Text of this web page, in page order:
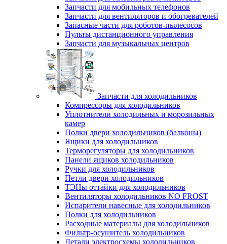
Запчасти для мобильных телефонов
Запчасти для вентиляторов и обогревателей
Запасные части для роботов-пылесосов
Пульты дистанционного управления
Запчасти для музыкальных центров
Запчасти для холодильников
Компрессоры для холодильников
Уплотнители холодильных и морозильных
камер
Полки двери холодильников (балконы)
Ящики для холодильников
Терморегуляторы для холодильников
Панели ящиков холодильников
Ручки для холодильников
Петли двери холодильников
ТЭНы оттайки для холодильников
Вентиляторы холодильников NO FROST
Испарители навесные для холодильников
Полки для холодильников
Расходные материалы для холодильников
Фильтр-осушитель холодильников
Детали электросхемы холодильников